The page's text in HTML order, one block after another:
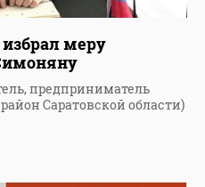
меру
предприниматель
Саратовской области)